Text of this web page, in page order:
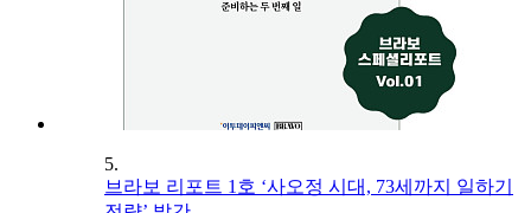
5.
브라보 리포트 1호 ‘사오정 시대, 73세까지 일하기